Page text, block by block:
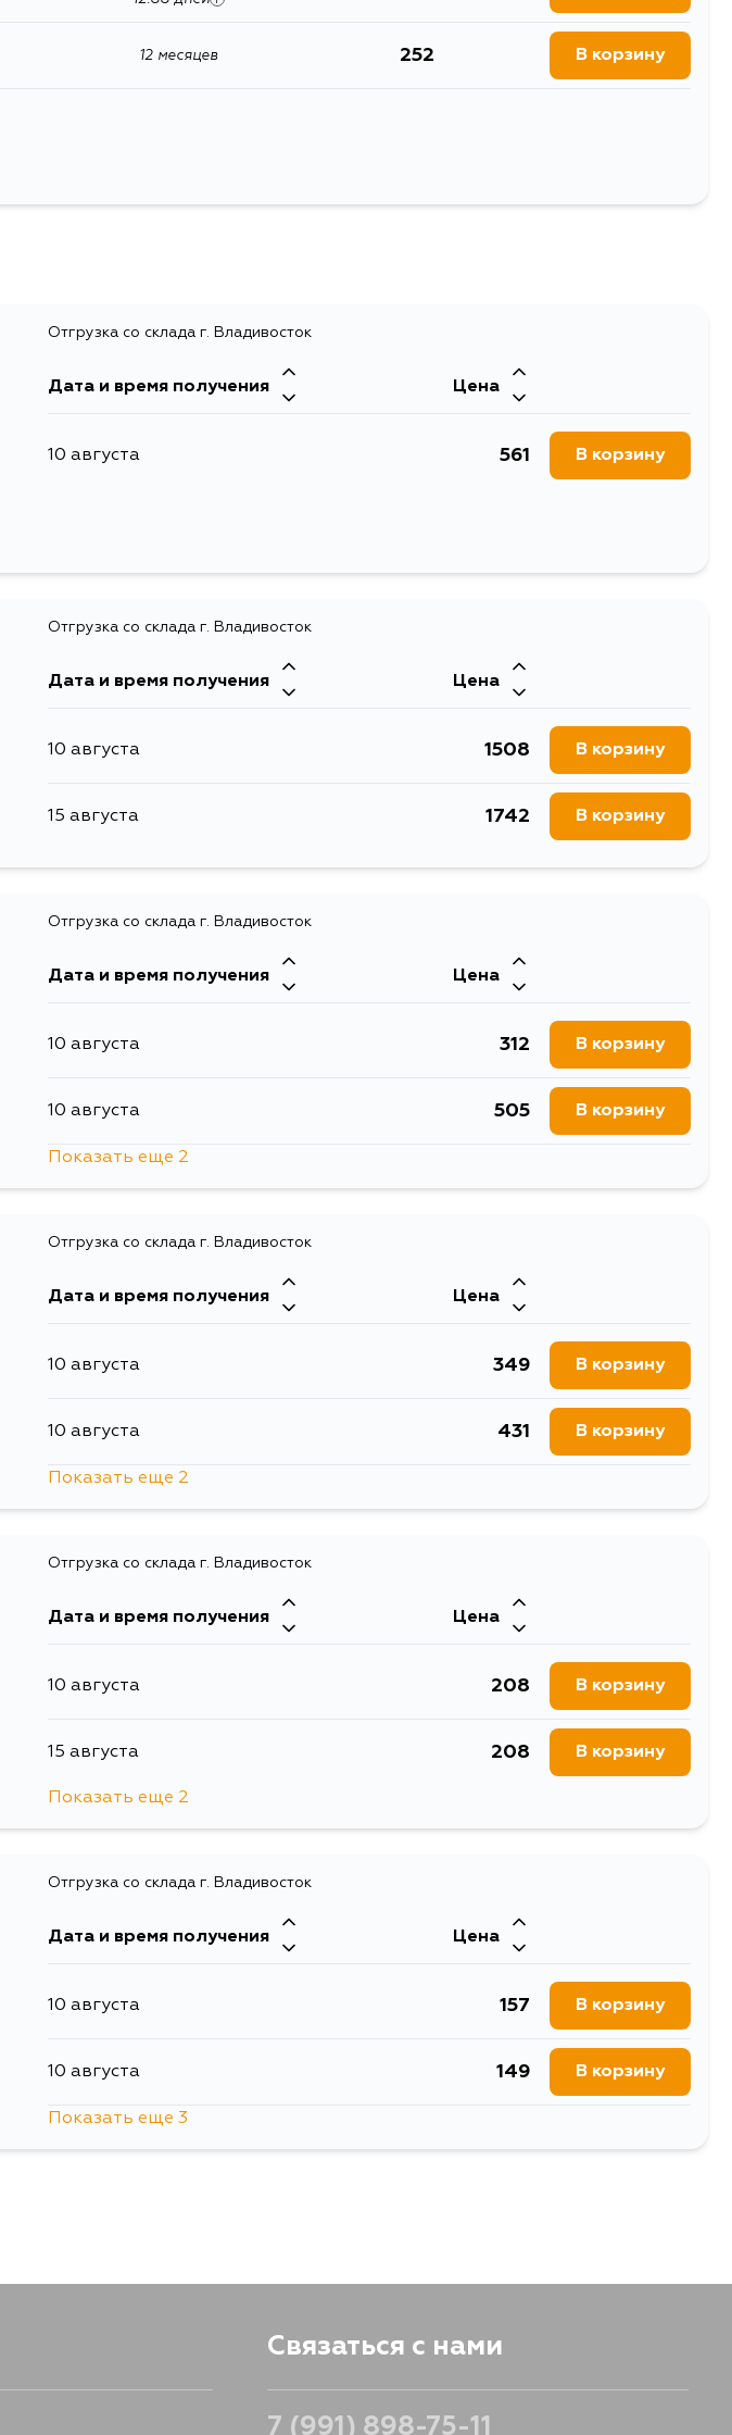
12 месяцев 252 В корзину
Отгрузка со склада г. Владивосток
Дата и время получения Цена
10 августа 561 В корзину
Отгрузка со склада г. Владивосток
Дата и время получения Цена
10 августа 1508 В корзину
15 августа 1742 В корзину
Отгрузка со склада г. Владивосток
Дата и время получения Цена
10 августа 312 В корзину
10 августа 505 В корзину
15 августа
Показать еще 2
Отгрузка со склада г. Владивосток
Дата и время получения Цена
10 августа 349 В корзину
10 августа 431 В корзину
5 сентября
Показать еще 2
Отгрузка со склада г. Владивосток
Дата и время получения Цена
10 августа 208 В корзину
15 августа 208 В корзину
5 сентября
Показать еще 2
Отгрузка со склада г. Владивосток
Дата и время получения Цена
10 августа 157 В корзину
10 августа 149 В корзину
Показать еще 3
Связаться с нами
7 (991) 898-75-11